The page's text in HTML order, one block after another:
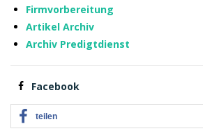
Firmvorbereitung
Artikel Archiv
Archiv Predigtdienst
Facebook
teilen